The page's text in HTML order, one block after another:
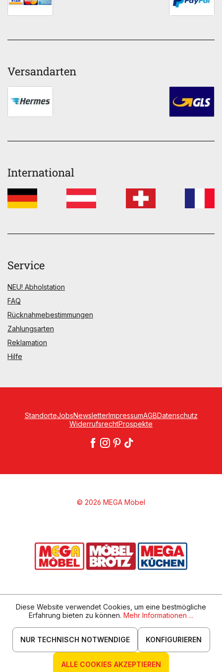
Versandarten
International
Service
NEU! Abholstation
FAQ
Rücknahmebestimmungen
Zahlungsarten
Reklamation
Hilfe
StandorteJobsNewsletterImpressumAGBDatenschutz
WiderrufsrechtProspekte
© 2026 MEGA Möbel
Diese Website verwendet Cookies, um eine bestmögliche
Erfahrung bieten zu können. Mehr Informationen ...
NUR TECHNISCH NOTWENDIGE KONFIGURIEREN
ALLE COOKIES AKZEPTIEREN